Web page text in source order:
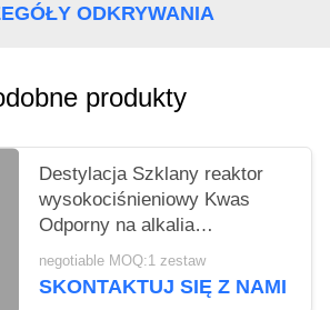
ODKRYWANIA
produkty
Destylacja Szklany reaktor
wysokociśnieniowy Kwas
Odporny na alkalia
Uszczelnienie mechaniczne
Mieszadło
negotiable MOQ:1 zestaw
SKONTAKTUJ SIĘ Z NAMI